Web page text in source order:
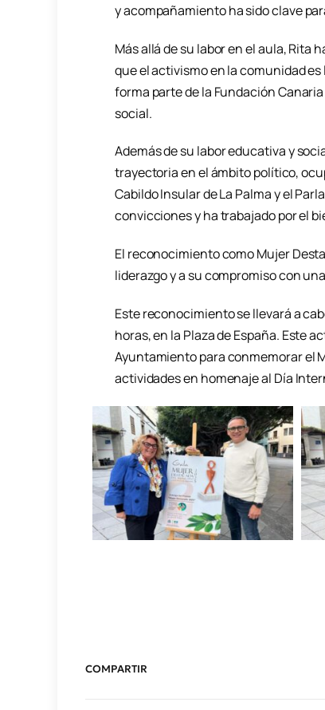
y acompañamiento ha sido clave
Más allá de su labor en el aula,
que el activismo en la comunidad
forma parte de la Fundación
social.
Además de su labor educativa y
trayectoria en el ámbito político,
Cabildo Insular de La Palma y el
convicciones y ha trabajado por el
El reconocimiento como Mujer
liderazgo y a su compromiso con
Este reconocimiento se llevará a
horas, en la Plaza de España. Este
Ayuntamiento para conmemorar el
actividades en homenaje al Día
COMPARTIR